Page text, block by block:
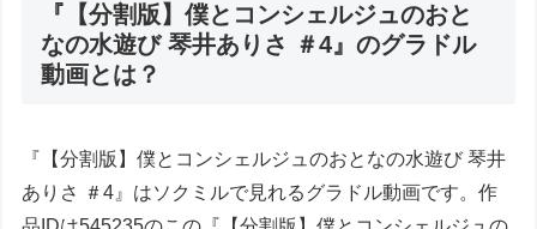
『【分割版】僕とコンシェルジュのおと
なの水遊び 琴井ありさ ＃4』のグラドル
動画とは？
『【分割版】僕とコンシェルジュのおとなの水遊び 琴井
ありさ ＃4』はソクミルで見れるグラドル動画です。作